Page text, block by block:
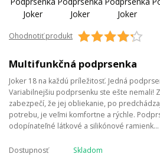
Ohodnotiť produkt
Multifunkčná podprsenka
Joker 18 na každú príležitosť. Jedná
Variabilnejšiu podprsenku ste ešte nemali!
zabezpečí, že jej obliekanie, po
potrebu, je veľmi komfortne a rýchle.
odopínateľné látkové a silikónové ramienk...
Dostupnosť
Skladom